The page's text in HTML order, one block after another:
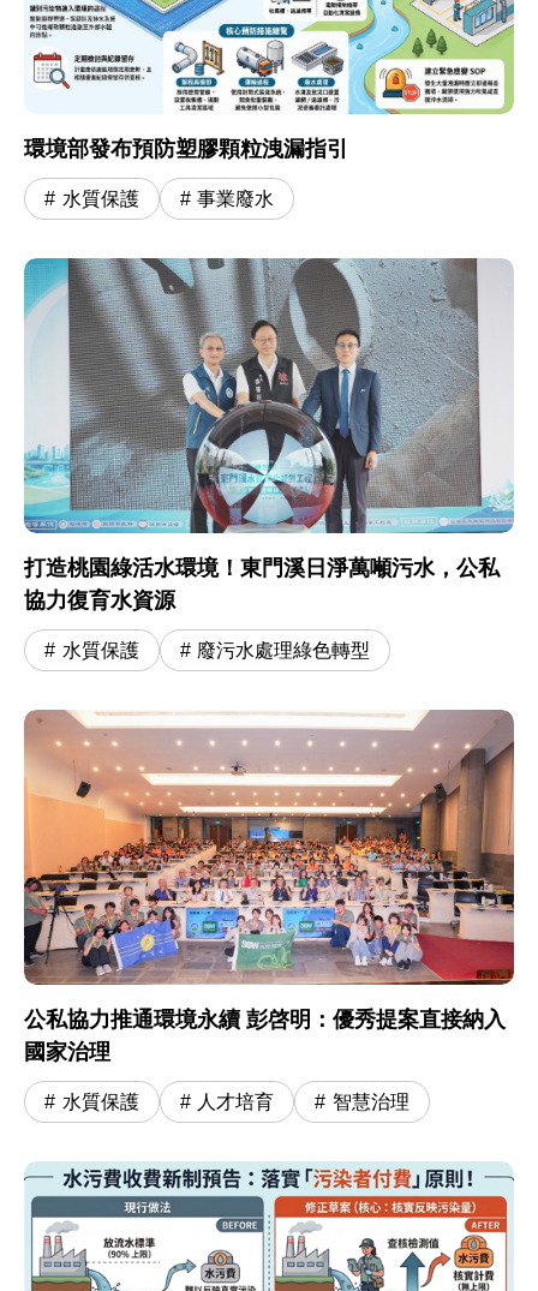
環境部發布預防塑膠顆粒洩漏指引
水質保護 事業廢水
打造桃園綠活水環境！東門溪日淨萬噸污水，公私
協力復育水資源
水質保護 廢污水處理綠色轉型
公私協力推通環境永續 彭啓明：優秀提案直接納入
國家治理
水質保護 人才培育 智慧治理